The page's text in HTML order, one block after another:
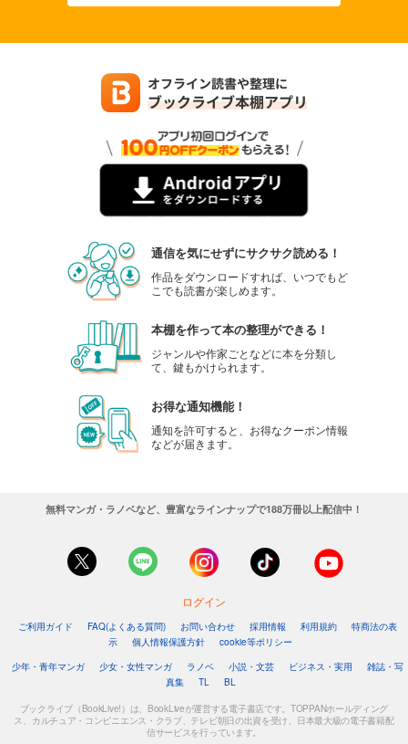
通信を気にせずにサクサク読める！
作品をダウンロードすれば、いつでもど
こでも読書が楽しめます。
本棚を作って本の整理ができる！
ジャンルや作家ごとなどに本を分類し
て、鍵もかけられます。
お得な通知機能！
通知を許可すると、お得なクーポン情報
などが届きます。
無料マンガ・ラノベなど、豊富なラインナップで188万冊以上配信中！
ログイン
ご利用ガイド FAQ(よくある質問) お問い合わせ 採用情報 利用規約
特商法の表
示
個人情報保護方針
cookie等ポリシー
少年・青年マンガ
少女・女性マンガ ラノベ 小説・文芸 ビジネス・実用
雑誌・写
真集
TL BL
ブックライブ（BookLive!）は、BookLiveが運営する電子書店です。TOPPANホールディング
ス、カルチュア・コンビニエンス・クラブ、テレビ朝日の出資を受け、日本最大級の電子書籍配
信サービスを行っています。